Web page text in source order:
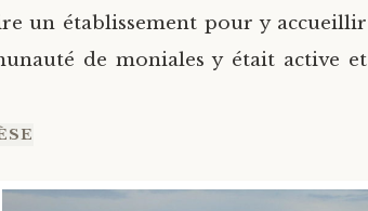
un établissement pour y accueillir
de moniales y était active et